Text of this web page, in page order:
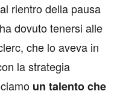
rientro della pausa
dovuto tenersi alle
che lo aveva in
la strategia
un talento che